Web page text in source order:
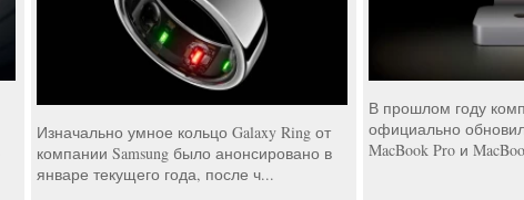
Изначально умное кольцо Galaxy Ring от
компании Samsung было анонсировано в
январе текущего года, после ч...
В прошлом году
официально
MacBook Pro и